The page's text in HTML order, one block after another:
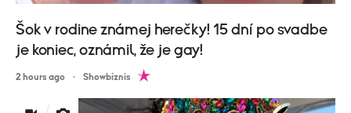
Šok v rodine známej herečky! 15 dní po svadbe
je koniec, oznámil, že je gay!
2 hours ago Showbiznis